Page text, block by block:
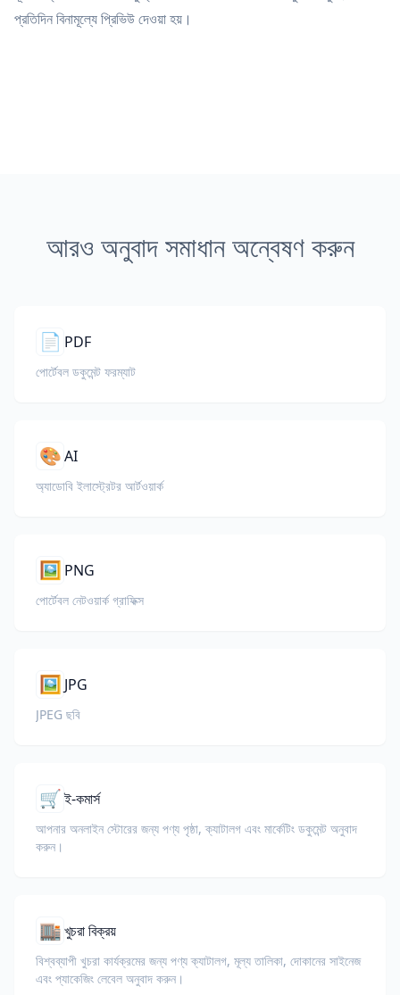
প্রতিদিন বিনামূল্যে প্রিভিউ দেওয়া হয়।
আরও অনুবাদ সমাধান অন্বেষণ করুন
📄 PDF
পোর্টেবল ডকুমেন্ট ফরম্যাট
🎨AI
অ্যাডোবি ইলাস্ট্রেটর আর্টওয়ার্ক
🖼️ PNG
পোর্টেবল নেটওয়ার্ক গ্রাফিক্স
🖼️ JPG
JPEG ছবি
🛒ই-কমার্স
আপনার অনলাইন স্টোরের জন্য পণ্য পৃষ্ঠা, ক্যাটালগ এবং মার্কেটিং ডকুমেন্ট অনুবাদ
করুন।
🏬খুচরা বিক্রয়
বিশ্বব্যাপী খুচরা কার্যক্রমের জন্য পণ্য ক্যাটালগ, মূল্য তালিকা, দোকানের সাইনেজ
এবং প্যাকেজিং লেবেল অনুবাদ করুন।